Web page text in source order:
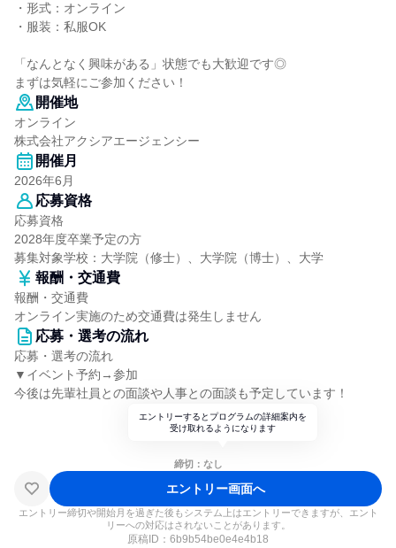
・形式：オンライン
・服装：私服OK
「なんとなく興味がある」状態でも大歓迎です◎
まずは気軽にご参加ください！
開催地
オンライン
株式会社アクシアエージェンシー
開催月
2026年6月
応募資格
応募資格
2028年度卒業予定の方
募集対象学校：大学院（修士）、大学院（博士）、大学
報酬・交通費
報酬・交通費
オンライン実施のため交通費は発生しません
応募・選考の流れ
応募・選考の流れ
▼イベント予約→参加
今後は先輩社員との面談や人事との面談も予定しています！
エントリーするとプログラムの詳細案内を
受け取れるようになります
締切：なし
エントリー画面へ
エントリー締切や開始月を過ぎた後もシステム上はエントリーできますが、エント
リーへの対応はされないことがあります。
原稿ID： 6b9b54be0e4e4b18